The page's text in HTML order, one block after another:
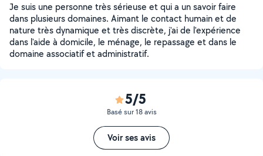
Je suis une personne très sérieuse et qui a un savoir faire
dans plusieurs domaines. Aimant le contact humain et de
nature très dynamique et très discrète, j'ai de l'expérience
dans l'aide à domicile, le ménage, le repassage et dans le
domaine associatif et administratif.
5/5
Basé sur 18 avis
Voir ses avis